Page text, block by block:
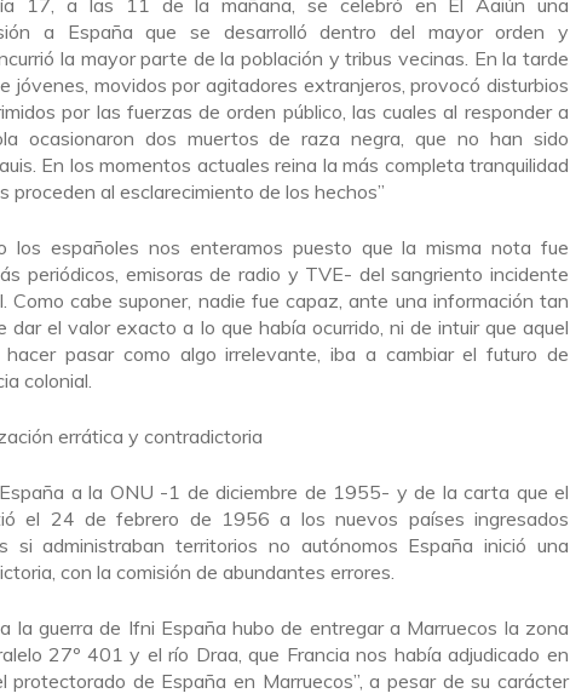
17, a las 11 de la mañana, se celebró en El Aaiún una
a España que se desarrolló dentro del mayor orden y
la mayor parte de la población y tribus vecinas. En la tarde
jóvenes, movidos por agitadores extranjeros, provocó disturbios
por las fuerzas de orden público, las cuales al responder a
ocasionaron dos muertos de raza negra, que no han sido
En los momentos actuales reina la más completa tranquilidad
proceden al esclarecimiento de los hechos”
los españoles nos enteramos ­puesto que la misma nota fue
periódicos, emisoras de radio y TVE- del sangriento incidente
Como cabe suponer, nadie fue capaz, ante una información tan
dar el valor exacto a lo que había ocurrido, ni de intuir que aquel
pasar como algo irrelevante, iba a cambiar el futuro de
colonial.
errática y contradictoria
a la ONU -1 de diciembre de 1955- y de la carta que el
el 24 de febrero de 1956 a los nuevos países ingresados
si administraban territorios no autónomos España inició una
con la comisión de abundantes errores.
la guerra de Ifni España hubo de entregar a Marruecos la zona
27º 401 y el río Draa, que Francia nos había adjudicado en
protectorado de España en Marruecos”, a pesar de su carácter